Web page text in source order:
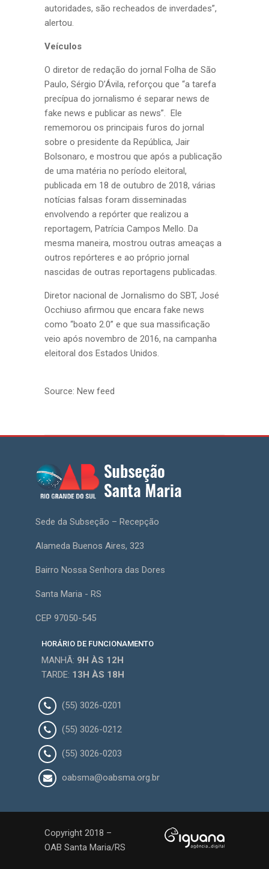
autoridades, são recheados de inverdades”,
alertou.
Veículos
O diretor de redação do jornal Folha de São
Paulo, Sérgio D’Ávila, reforçou que “a tarefa
precípua do jornalismo é separar news de
fake news e publicar as news”. Ele
rememorou os principais furos do jornal
sobre o presidente da República, Jair
Bolsonaro, e mostrou que após a publicação
de uma matéria no período eleitoral,
publicada em 18 de outubro de 2018, várias
notícias falsas foram disseminadas
envolvendo a repórter que realizou a
reportagem, Patrícia Campos Mello. Da
mesma maneira, mostrou outras ameaças a
outros repórteres e ao próprio jornal
nascidas de outras reportagens publicadas.
Diretor nacional de Jornalismo do SBT, José
Occhiuso afirmou que encara fake news
como “boato 2.0” e que sua massificação
veio após novembro de 2016, na campanha
eleitoral dos Estados Unidos.
Source: New feed
Sede da Subseção – Recepção
Alameda Buenos Aires, 323
Bairro Nossa Senhora das Dores
Santa Maria - RS
CEP 97050-545
HORÁRIO DE FUNCIONAMENTO
MANHÃ: 9H ÀS 12H
TARDE: 13H ÀS 18H
(55) 3026-0201
(55) 3026-0212
(55) 3026-0203
oabsma@oabsma.org.br
Copyright 2018 –
OAB Santa Maria/RS